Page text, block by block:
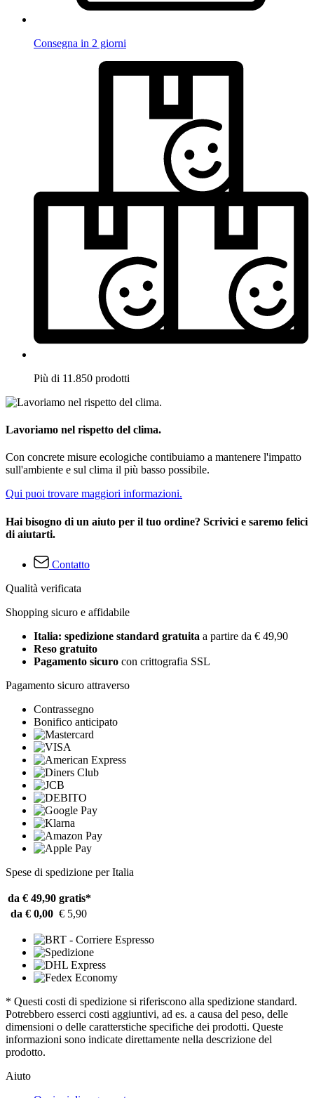
Consegna in 2 giorni
Più di 11.850 prodotti
Lavoriamo nel rispetto del clima.
Con concrete misure ecologiche contibuiamo a mantenere l'impatto
sull'ambiente e sul clima il più basso possibile.
Qui puoi trovare maggiori informazioni.
Hai bisogno di un aiuto per il tuo ordine? Scrivici e saremo felici
di aiutarti.
Contatto
Qualità verificata
Shopping sicuro e affidabile
Italia: spedizione standard gratuita a partire da € 49,90
Reso gratuito
Pagamento sicuro con crittografia SSL
Pagamento sicuro attraverso
Contrassegno
Bonifico anticipato
Spese di spedizione per Italia
da € 49,90 gratis*
da € 0,00 € 5,90
* Questi costi di spedizione si riferiscono alla spedizione standard.
Potrebbero esserci costi aggiuntivi, ad es. a causa del peso, delle
dimensioni o delle caratterstiche specifiche dei prodotti. Queste
informazioni sono indicate direttamente nella descrizione del
prodotto.
Aiuto